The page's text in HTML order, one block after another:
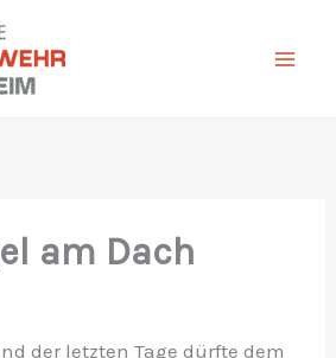
am Dach
der letzten Tage dürfte dem